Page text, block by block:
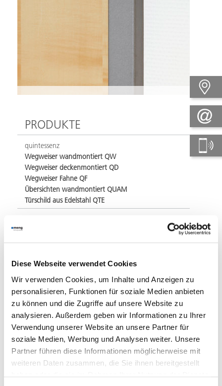
Diese Webseite verwendet Cookies
Wir verwenden Cookies, um Inhalte und Anzeigen zu
personalisieren, Funktionen für soziale Medien anbieten
zu können und die Zugriffe auf unsere Website zu
analysieren. Außerdem geben wir Informationen zu Ihrer
Verwendung unserer Website an unsere Partner für
soziale Medien, Werbung und Analysen weiter. Unsere
Partner führen diese Informationen möglicherweise mit
weiteren Daten zusammen, die Sie ihnen bereitgestellt
PRODUKTE
quintessenz
Wegweiser wandmontiert QW
Wegweiser deckenmontiert QD
Wegweiser Fahne QF
Übersichten wandmontiert QUAM
Türschild aus Edelstahl QTE
Medizinische Einrichtungen
Präsentation Medizin. Einrichtungen
Imagebroschüre
Produktlinien Signaletik 2026
Karl-Olga-
Krankenhaus